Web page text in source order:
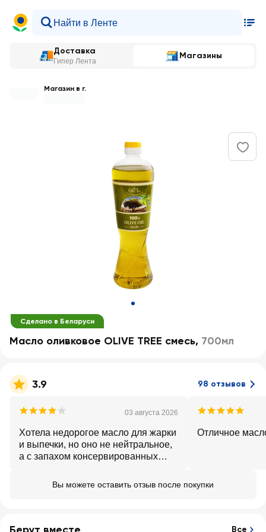
Доставка
Гипер Лента
Магазины
Магазин в г.
Сделано в Беларуси
Масло оливковое OLIVE TREE смесь, 700мл
3.9 98 отзывов
03 августа 2026
Хотела недорогое масло для жарки
и выпечки, но оно не нейтральное,
а с запахом консервированных
Отличное
Вы можете оставить отзыв после покупки
Все